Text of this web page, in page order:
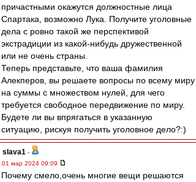
причастными окажутся должностные лица
Спартака, возможно Лука. Получите уголовные
дела с ровно такой же перспективой
экстрадиции из какой-нибудь дружественной
или не очень страны.
Теперь представьте, что ваша фамилия
Алекперов, вы решаете вопросы по всему миру
на суммы с множеством нулей, для чего
требуется свободное передвижение по миру.
Будете ли вы впрягаться в указанную
ситуацию, рискуя получить уголовное дело?:)
slava1 -
01 мар 2024 09:09
Почему смело,очень многие вещи решаются